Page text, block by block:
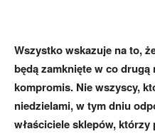
Wszystko wskazuje na to,
będą zamknięte w co drugą
kompromis. Nie wszyscy,
niedzielami, w tym dniu
właściciele sklepów,